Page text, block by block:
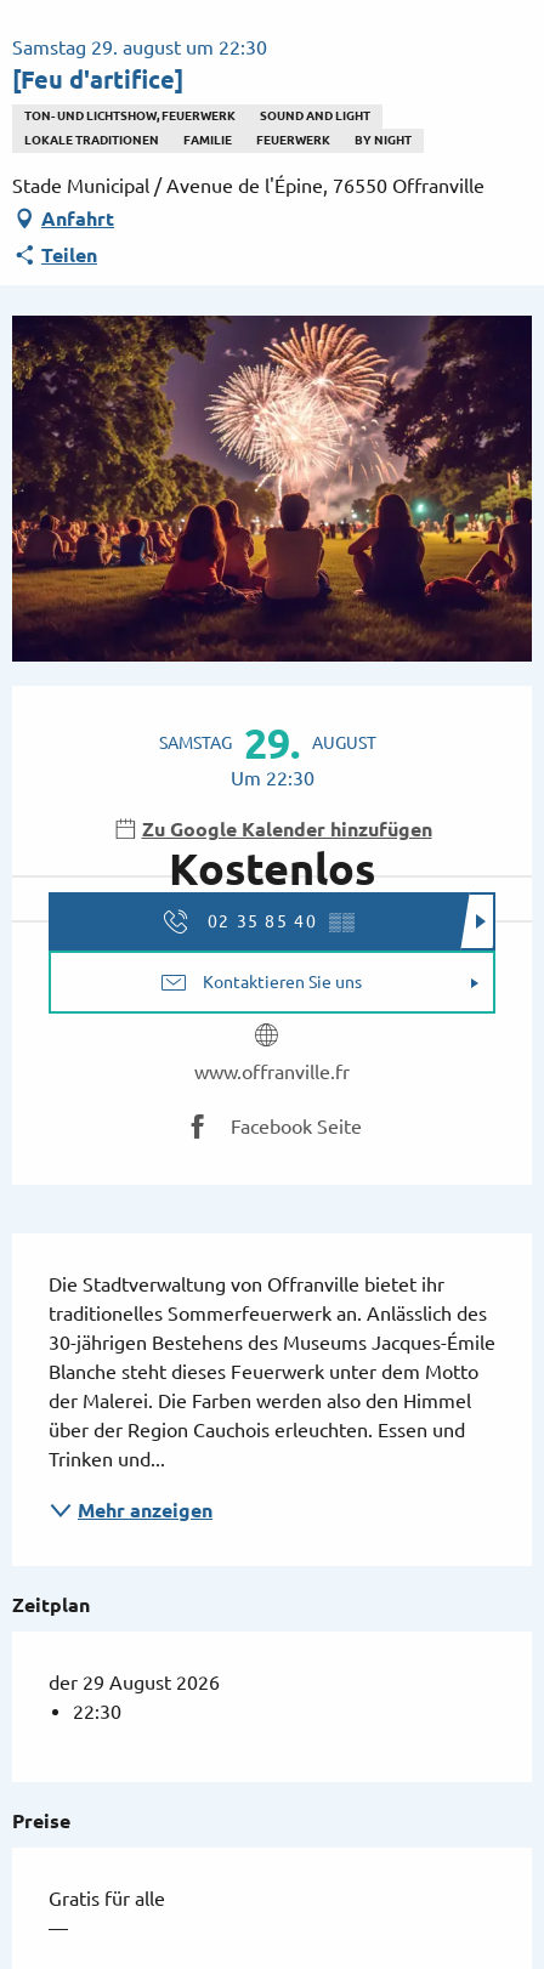
au
contenu
Samstag 29. august um 22:30
[Feu d'artifice]
TON- UND LICHTSHOW, FEUERWERK
SOUND AND LIGHT
LOKALE TRADITIONEN
FAMILIE FEUERWERK BY NIGHT
Stade Municipal / Avenue de l'Épine, 76550 Offranville
Anfahrt
Teilen
SAMSTAG 29. AUGUST
Um 22:30
Zu Google Kalender hinzufügen
Kostenlos
02 35 85 40 ▒▒
Kontaktieren Sie uns
www.offranville.fr
Facebook Seite
Die Stadtverwaltung von Offranville bietet ihr
traditionelles Sommerfeuerwerk an. Anlässlich des
30-jährigen Bestehens des Museums Jacques-Émile
Blanche steht dieses Feuerwerk unter dem Motto
der Malerei. Die Farben werden also den Himmel
über der Region Cauchois erleuchten. Essen und
Trinken und...
Mehr anzeigen
Preise
Gratis für alle
—
Zeitplan
der 29 August 2026
22:30